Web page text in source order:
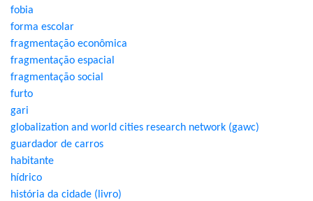
fobia
forma escolar
fragmentação econômica
fragmentação espacial
fragmentação social
furto
gari
globalization and world cities research network (gawc)
guardador de carros
habitante
hídrico
história da cidade (livro)